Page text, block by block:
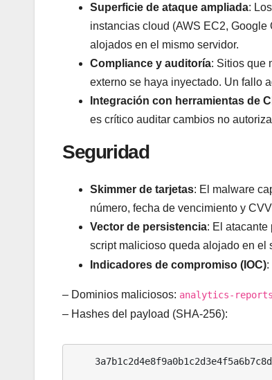
Superficie de ataque ampliada:
instancias cloud (AWS EC2,
alojados en el mismo servidor.
Compliance y auditoría: Sitios que
externo se haya inyectado. Un fallo
Integración con herramientas de
es crítico auditar cambios no
Seguridad
Skimmer de tarjetas: El malware
número, fecha de vencimiento y
Vector de persistencia: El
script malicioso queda alojado en el
Indicadores de compromiso (IOC):
– Dominios maliciosos: analytics-
– Hashes del payload (SHA-256):